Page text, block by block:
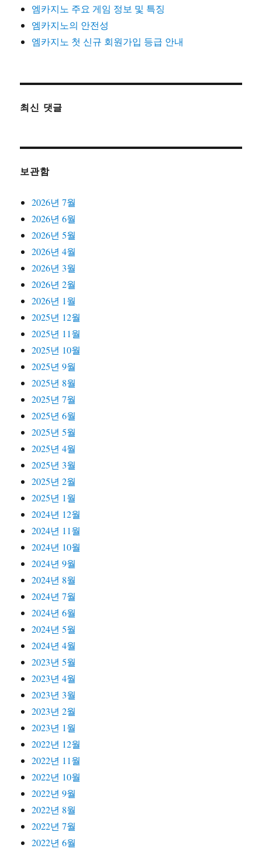
엠카지노 주요 게임 정보 및 특징
엠카지노의 안전성
엠카지노 첫 신규 회원가입 등급 안내
최신 댓글
보관함
2026년 7월
2026년 6월
2026년 5월
2026년 4월
2026년 3월
2026년 2월
2026년 1월
2025년 12월
2025년 11월
2025년 10월
2025년 9월
2025년 8월
2025년 7월
2025년 6월
2025년 5월
2025년 4월
2025년 3월
2025년 2월
2025년 1월
2024년 12월
2024년 11월
2024년 10월
2024년 9월
2024년 8월
2024년 7월
2024년 6월
2024년 5월
2024년 4월
2023년 5월
2023년 4월
2023년 3월
2023년 2월
2023년 1월
2022년 12월
2022년 11월
2022년 10월
2022년 9월
2022년 8월
2022년 7월
2022년 6월